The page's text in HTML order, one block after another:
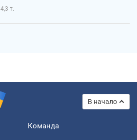
4,3 т.
В начало
Команда